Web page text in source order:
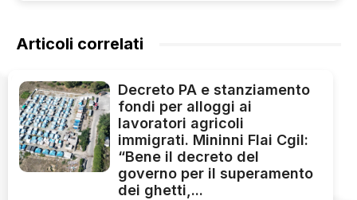
Articoli correlati
Decreto PA e stanziamento
fondi per alloggi ai
lavoratori agricoli
immigrati. Mininni Flai Cgil:
“Bene il decreto del
governo per il superamento
dei ghetti,...